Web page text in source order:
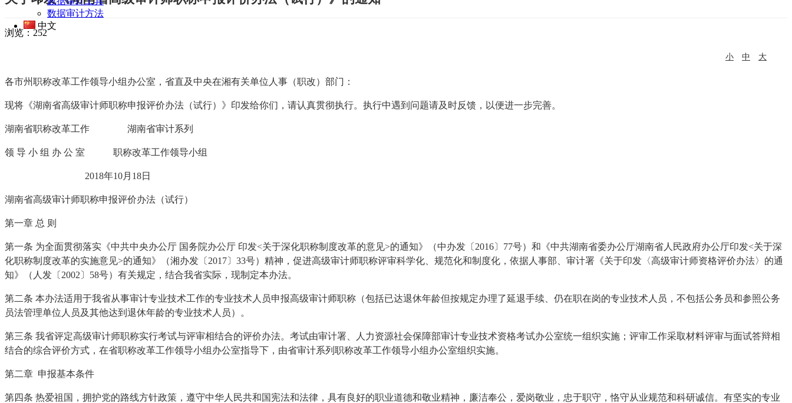
数据审计方法
中文
浏览： 252
小 中 大
各市州职称改革工作领导小组办公室，省直及中央在湘有关单位人事（职改）部门：
现将《湖南省高级审计师职称申报评价办法（试行）》印发给你们，请认真贯彻执行。执行中遇到问题请及时反馈，以便进一步完善。
湖南省职称改革工作 湖南省审计系列
领 导 小 组 办 公 室 职称改革工作领导小组
2018年10月18日
湖南省高级审计师职称申报评价办法（试行）
第一章 总 则
第一条 为全面贯彻落实《中共中央办公厅 国务院办公厅 印发<关于深化职称制度改革的意见>的通知》（中办发〔2016〕77号）和《中共湖南省委办公厅湖南省人民政府办公厅印发<关于深
化职称制度改革的实施意见>的通知》（湘办发〔2017〕33号）精神，促进高级审计师职称评审科学化、规范化和制度化，依据人事部、审计署《关于印发〈高级审计师资格评价办法〉的通
知》（人发〔2002〕58号）有关规定，结合我省实际，现制定本办法。
第二条 本办法适用于我省从事审计专业技术工作的专业技术人员申报高级审计师职称（包括已达退休年龄但按规定办理了延退手续、仍在职在岗的专业技术人员，不包括公务员和参照公务
员法管理单位人员及其他达到退休年龄的专业技术人员）。
第三条 我省评定高级审计师职称实行考试与评审相结合的评价办法。考试由审计署、人力资源社会保障部审计专业技术资格考试办公室统一组织实施；评审工作采取材料评审与面试答辩相
结合的综合评价方式，在省职称改革工作领导小组办公室指导下，由省审计系列职称改革工作领导小组办公室组织实施。
第二章 申报基本条件
第四条 热爱祖国，拥护党的路线方针政策，遵守中华人民共和国宪法和法律，具有良好的职业道德和敬业精神，廉洁奉公，爱岗敬业，忠于职守，恪守从业规范和科研诚信。有坚实的专业